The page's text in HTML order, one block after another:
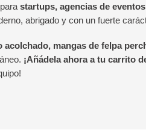
startups, agencias de
abrigado y con un fuerte
mangas de felpa
¡Añádela ahora a tu carrito